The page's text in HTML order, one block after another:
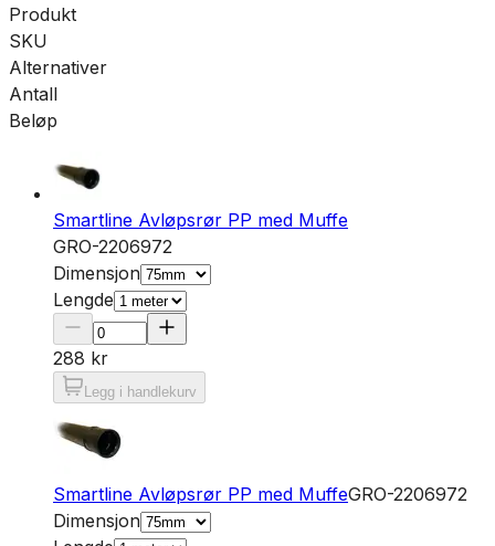
Produkt
SKU
Alternativer
Antall
Beløp
Smartline Avløpsrør PP med Muffe
GRO-2206972
Dimensjon
Lengde
288 kr
Legg i handlekurv
Smartline Avløpsrør PP med MuffeGRO-2206972
Dimensjon